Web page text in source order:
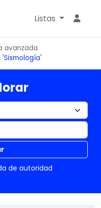
Listas
avanzada
de autoridad